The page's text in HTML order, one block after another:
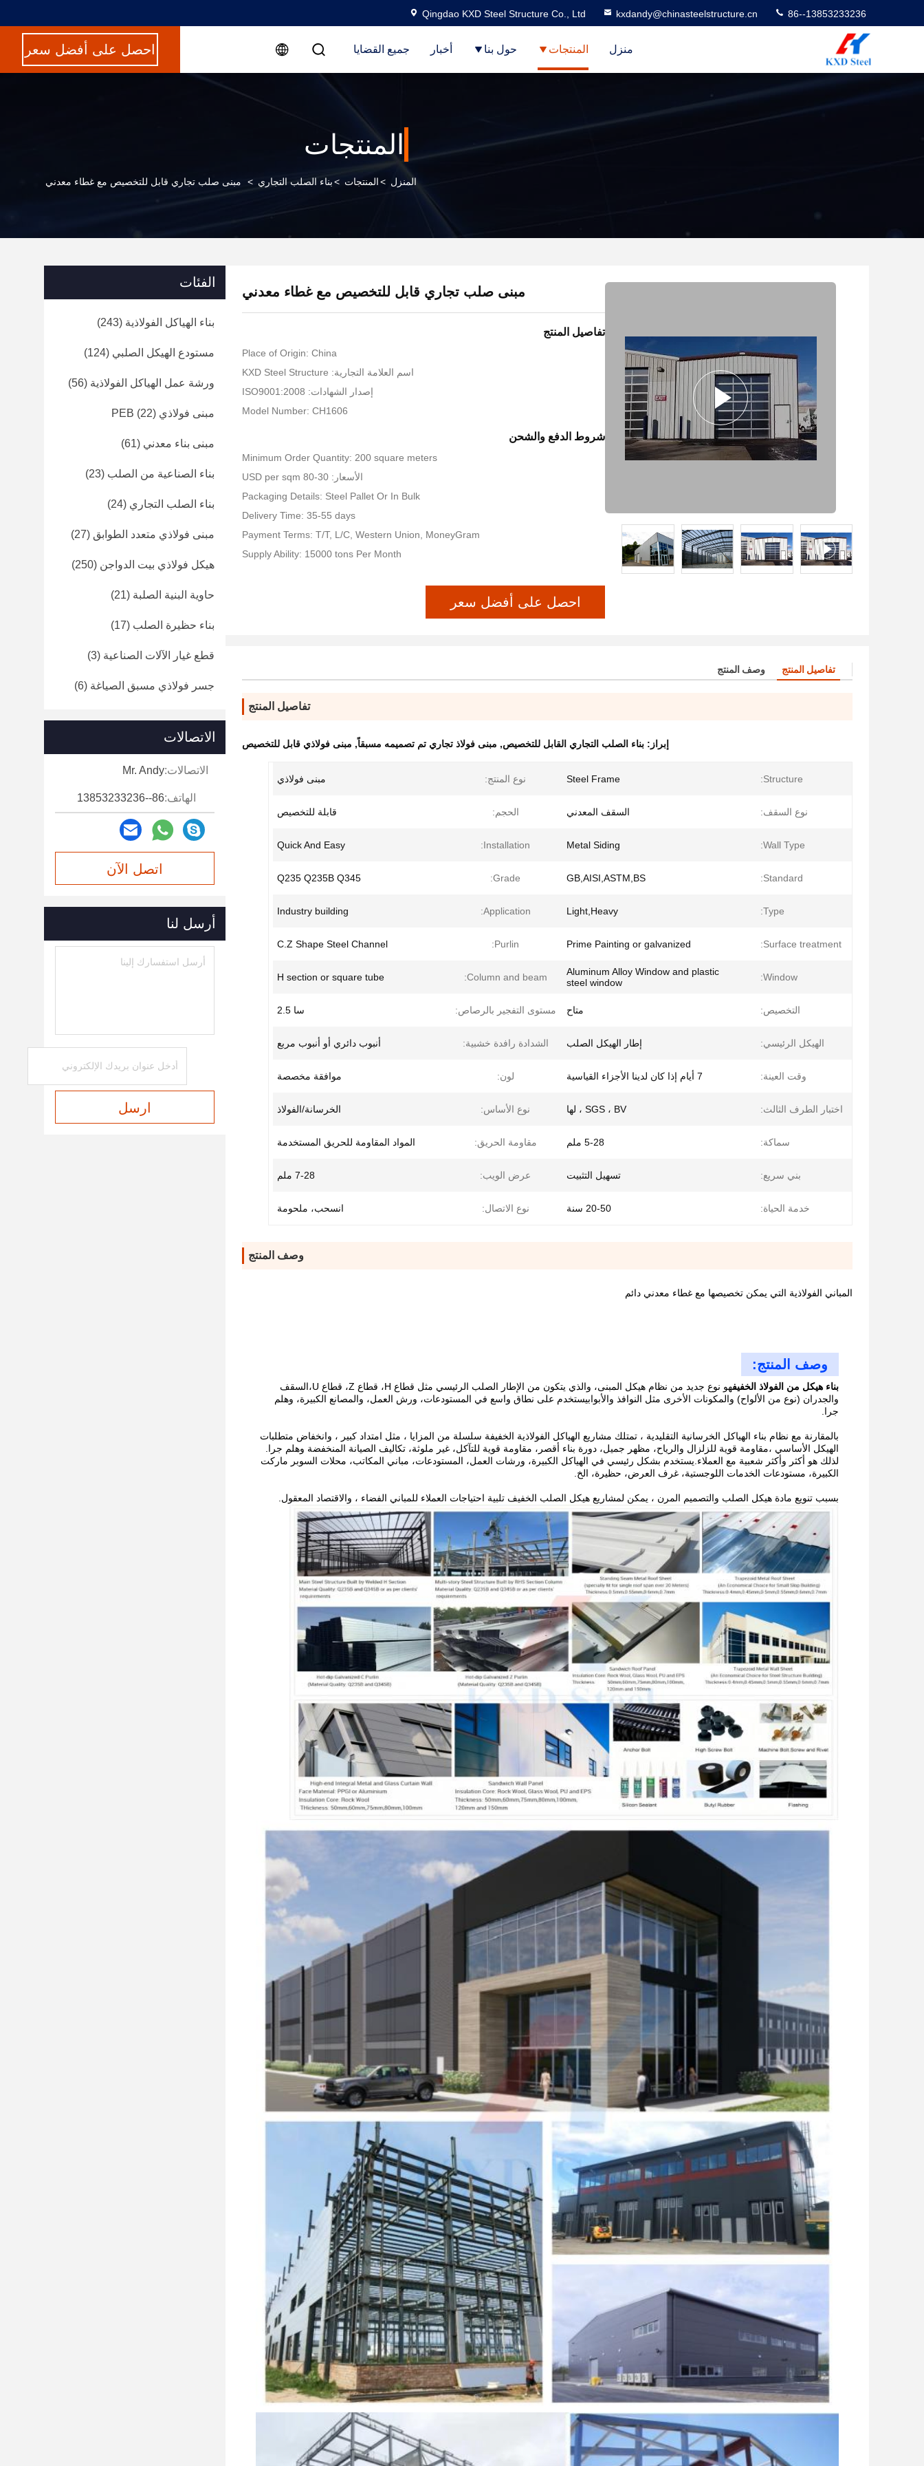
Qingdao KXD Steel Structure Co., Ltd kxdandy@chinasteelstructure.cn 86--13853233236
منزل المنتجات حول بنا أخبار جميع القضايا احصل على أفضل سعر
المنتجات
المنزل >المنتجات >بناء الصلب التجاري > مبنى صلب تجاري قابل للتخصيص مع غطاء معدني
مبنى صلب تجاري قابل للتخصيص مع غطاء معدني
تفاصيل المنتج
Place of Origin: China
اسم العلامة التجارية: KXD Steel Structure
إصدار الشهادات: ISO9001:2008
Model Number: CH1606
شروط الدفع والشحن
Minimum Order Quantity: 200 square meters
الأسعار: 30-80 USD per sqm
Packaging Details: Steel Pallet Or In Bulk
Delivery Time: 35-55 days
Payment Terms: T/T, L/C, Western Union, MoneyGram
Supply Ability: 15000 tons Per Month
احصل على أفضل سعر
تفاصيل المنتج وصف المنتج
تفاصيل المنتج
إبراز: بناء الصلب التجاري القابل للتخصيص, مبنى فولاذ تجاري تم تصميمه مسبقاً, مبنى فولاذي قابل للتخصيص
Structure:
Steel Frame نوع المنتج: مبنى فولاذي
نوع السقف: السقف المعدني الحجم: قابلة للتخصيص
Wall Type:
Metal Siding
Installation:
Quick And Easy
Standard:
GB,AISI,ASTM,BS
Grade:
Q235 Q235B Q345
Type:
Light,Heavy
Application:
Industry building
Surface treatment:
Prime Painting or galvanized
Purlin:
C.Z Shape Steel Channel
Window:
Aluminum Alloy Window and plastic
steel window
Column and beam:
H section or square tube
التخصيص: متاح مستوى التفجير بالرصاص: سا 2.5
الهيكل الرئيسي: إطار الهيكل الصلب الشدادة رافدة خشبية: أنبوب دائري أو أنبوب مربع
وقت العينة: 7 أيام إذا كان لدينا الأجزاء القياسية لون: موافقة مخصصة
اختبار الطرف الثالث: SGS ، BV ، لها نوع الأساس: الخرسانة/الفولاذ
سماكة: 5-28 ملم مقاومة الحريق: المواد المقاومة للحريق المستخدمة
بني سريع: تسهيل التثبيت عرض الويب: 7-28 ملم
خدمة الحياة: 20-50 سنة نوع الاتصال: انسحب، ملحومة
وصف المنتج
المباني الفولاذية التي يمكن تخصيصها مع غطاء معدني دائم
وصف المنتج:
بناء هيكل من الفولاذ الخفيف
هو نوع جديد من نظام هيكل المبنى، والذي يتكون من الإطار الصلب الرئيسي مثل قطاع H، قطاع Z، قطاع U،السقف
والجدران (نوع من الألواح) والمكونات الأخرى مثل النوافذ والأبوابيستخدم على نطاق واسع في المستودعات، ورش العمل، والمصانع الكبيرة، وهلم
جرا.
بالمقارنة مع نظام بناء الهياكل الخرسانية التقليدية ، تمتلك مشاريع الهياكل الفولاذية الخفيفة سلسلة من المزايا ، مثل امتداد كبير ، وانخفاض متطلبات
الهيكل الأساسي ،مقاومة قوية للزلزال والرياح، مظهر جميل، دورة بناء أقصر، مقاومة قوية للتآكل، غير ملوثة، تكاليف الصيانة المنخفضة وهلم جرا.
لذلك هو أكثر وأكثر شعبية مع العملاء.يستخدم بشكل رئيسي في الهياكل الكبيرة، ورشات العمل، المستودعات، مباني المكاتب، محلات السوبر ماركت
الكبيرة، مستودعات الخدمات اللوجستية، غرف العرض، حظيرة، الخ.
بسبب تنويع مادة هيكل الصلب والتصميم المرن ، يمكن لمشاريع هيكل الصلب الخفيف تلبية احتياجات العملاء للمباني الفضاء ، والاقتصاد المعقول.
الفئات
بناء الهياكل الفولاذية (243)
مستودع الهيكل الصلبي (124)
ورشة عمل الهياكل الفولاذية (56)
مبنى فولاذي PEB (22)
مبنى بناء معدني (61)
بناء الصناعية من الصلب (23)
بناء الصلب التجاري (24)
مبنى فولاذي متعدد الطوابق (27)
هيكل فولاذي بيت الدواجن (250)
حاوية البنية الصلبة (21)
بناء حظيرة الصلب (17)
قطع غيار الآلات الصناعية (3)
جسر فولاذي مسبق الصياغة (6)
الاتصالات
الاتصالات:Mr. Andy
الهاتف:86--13853233236
اتصل الآن
أرسل لنا
ارسل